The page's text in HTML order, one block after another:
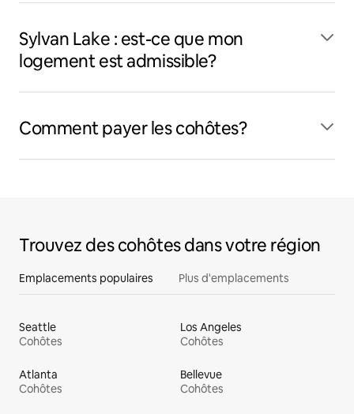
Sylvan Lake : est-ce que mon
logement est admissible?
Comment payer les cohôtes?
Trouvez des cohôtes dans votre région
Emplacements populaires Plus d'emplacements
Seattle
Cohôtes
Los Angeles
Cohôtes
Atlanta
Cohôtes
Bellevue
Cohôtes